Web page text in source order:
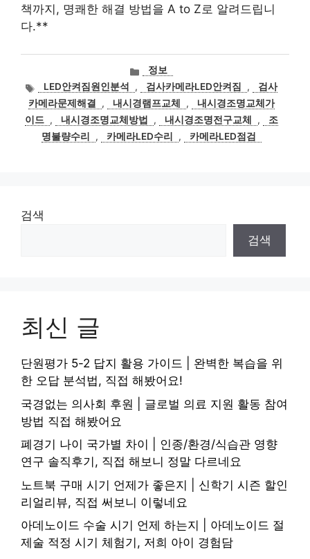
책까지, 명쾌한 해결 방법을 A to Z로 알려드립니
다.**
카
테
고
리
정보
태
그
LED안켜짐원인분석 , 검사카메라LED안켜짐 ,
검사
카메라문제해결
, 내시경램프교체 ,
내시경조명교체가
이드 , 내시경조명교체방법 , 내시경조명전구교체 ,
조
명불량수리
, 카메라LED수리 , 카메라LED점검
검색
검색
최신 글
단원평가 5-2 답지 활용 가이드 | 완벽한 복습을 위
한 오답 분석법, 직접 해봤어요!
국경없는 의사회 후원 | 글로벌 의료 지원 활동 참여
방법 직접 해봤어요
폐경기 나이 국가별 차이 | 인종/환경/식습관 영향
연구 솔직후기, 직접 해보니 정말 다르네요
노트북 구매 시기 언제가 좋은지 | 신학기 시즌 할인
리얼리뷰, 직접 써보니 이렇네요
아데노이드 수술 시기 언제 하는지 | 아데노이드 절
제술 적정 시기 체험기, 저희 아이 경험담